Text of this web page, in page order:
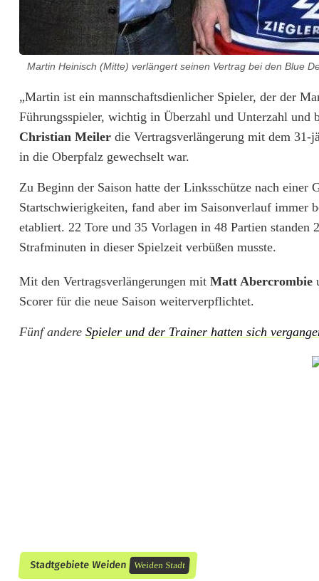
n
V
e
r
r
a
g
m
i
t
e
Martin Heinisch (Mitte) verlängert seinen Vertrag bei den Blue
„Martin ist ein mannschaftsdienlicher Spieler, der der
Führungsspieler, wichtig in Überzahl und Unterzahl und
Christian Meiler die Vertragsverlängerung mit dem
in die Oberpfalz gewechselt war.
Zu Beginn der Saison hatte der Linksschütze nach einer
Startschwierigkeiten, fand aber im Saisonverlauf immer
etabliert. 22 Tore und 35 Vorlagen in 48 Partien
Strafminuten in dieser Spielzeit verbüßen musste.
Mit den Vertragsverlängerungen mit Matt Abercrombie
Scorer für die neue Saison weiterverpflichtet.
Fünf andere Spieler und der Trainer hatten sich
Stadtgebiete Weiden Weiden Stadt